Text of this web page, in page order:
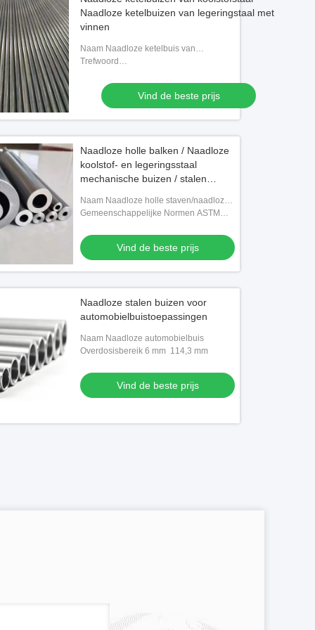
Naadloze ketelbuizen van legeringstaal met
vinnen
Naam Naadloze ketelbuis van
koolstofstaal,naadloze ketelbuis van legeringsstaal,
Trefwoord
en lage-temperatuurstaal,ferritisch en austenitisc
Vind de beste prijs
Naadloze holle balken / Naadloze
koolstof- en legeringsstaal
mechanische buizen / stalen
Naam Naadloze holle staven/naadloze
mechanische buizen van koolstof- en
Gemeenschappelijke Normen ASTM
Vind de beste prijs
Naadloze stalen buizen voor
automobielbuistoepassingen
Naam Naadloze automobielbuis
Overdosisbereik 6 mm ️ 114,3 mm
Vind de beste prijs